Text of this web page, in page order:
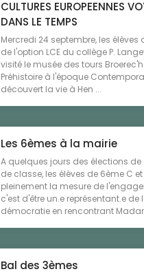
CULTURES EUROPEENNES
DANS LE TEMPS
Mercredi 24 septembre, les élèves
de l'option LCE du collège P.
visité le musée des tours Broerec'h
Préhistoire à l'époque
découvert la vie à Hen ...
Les 6èmes à la mairie
A quelques jours des élections de
de classe, les élèves de 6ème C et
pleinement la mesure de
c'est d'être un.e représentant.e de
démocratie en rencontrant
Bal des 3èmes